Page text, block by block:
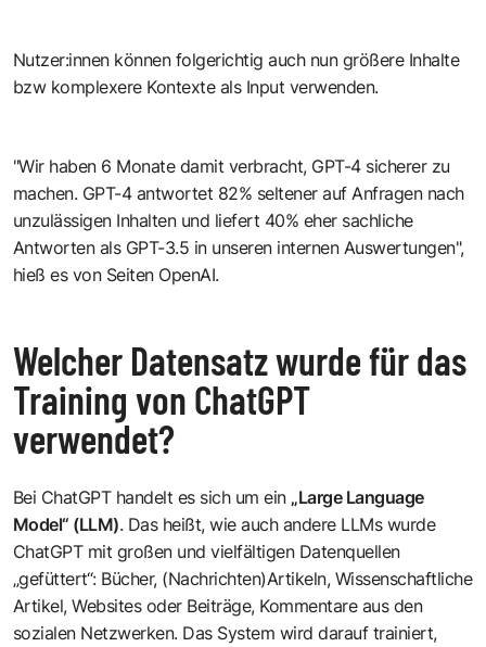
Nutzer:innen können folgerichtig auch nun größere Inhalte
bzw komplexere Kontexte als Input verwenden.
"Wir haben 6 Monate damit verbracht, GPT-4 sicherer zu
machen. GPT-4 antwortet 82% seltener auf Anfragen nach
unzulässigen Inhalten und liefert 40% eher sachliche
Antworten als GPT-3.5 in unseren internen Auswertungen",
hieß es von Seiten OpenAI.
Welcher Datensatz wurde für das
Training von ChatGPT
verwendet?
Bei ChatGPT handelt es sich um ein „Large Language
Model“ (LLM). Das heißt, wie auch andere LLMs wurde
ChatGPT mit großen und vielfältigen Datenquellen
„gefüttert“: Bücher, (Nachrichten)Artikeln, Wissenschaftliche
Artikel, Websites oder Beiträge, Kommentare aus den
sozialen Netzwerken. Das System wird darauf trainiert,